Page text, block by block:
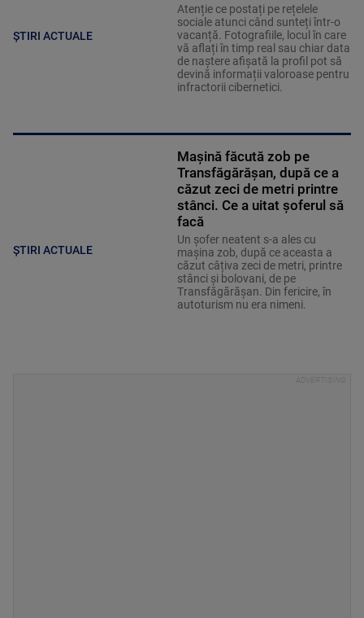
ȘTIRI ACTUALE
Atenție ce postați pe rețelele
sociale atunci când sunteți într-o
vacanță. Fotografiile, locul în care
vă aflați în timp real sau chiar data
de naștere afișată la profil pot să
devină informații valoroase pentru
infractorii cibernetici.
ȘTIRI ACTUALE
Mașină făcută zob pe
Transfăgărășan, după ce a
căzut zeci de metri printre
stânci. Ce a uitat șoferul să
facă
Un șofer neatent s-a ales cu
mașina zob, după ce aceasta a
căzut câțiva zeci de metri, printre
stânci și bolovani, de pe
Transfăgărășan. Din fericire, în
autoturism nu era nimeni.